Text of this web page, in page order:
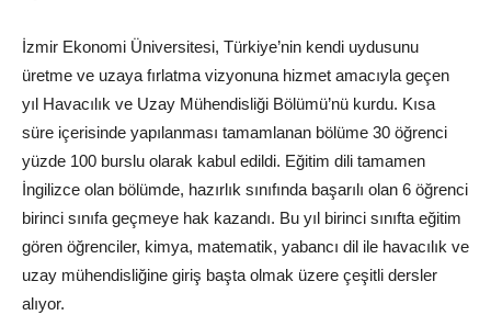
İzmir Ekonomi Üniversitesi, Türkiye’nin kendi uydusunu
üretme ve uzaya fırlatma vizyonuna hizmet amacıyla geçen
yıl Havacılık ve Uzay Mühendisliği Bölümü’nü kurdu. Kısa
süre içerisinde yapılanması tamamlanan bölüme 30 öğrenci
yüzde 100 burslu olarak kabul edildi. Eğitim dili tamamen
İngilizce olan bölümde, hazırlık sınıfında başarılı olan 6 öğrenci
birinci sınıfa geçmeye hak kazandı. Bu yıl birinci sınıfta eğitim
gören öğrenciler, kimya, matematik, yabancı dil ile havacılık ve
uzay mühendisliğine giriş başta olmak üzere çeşitli dersler
alıyor.